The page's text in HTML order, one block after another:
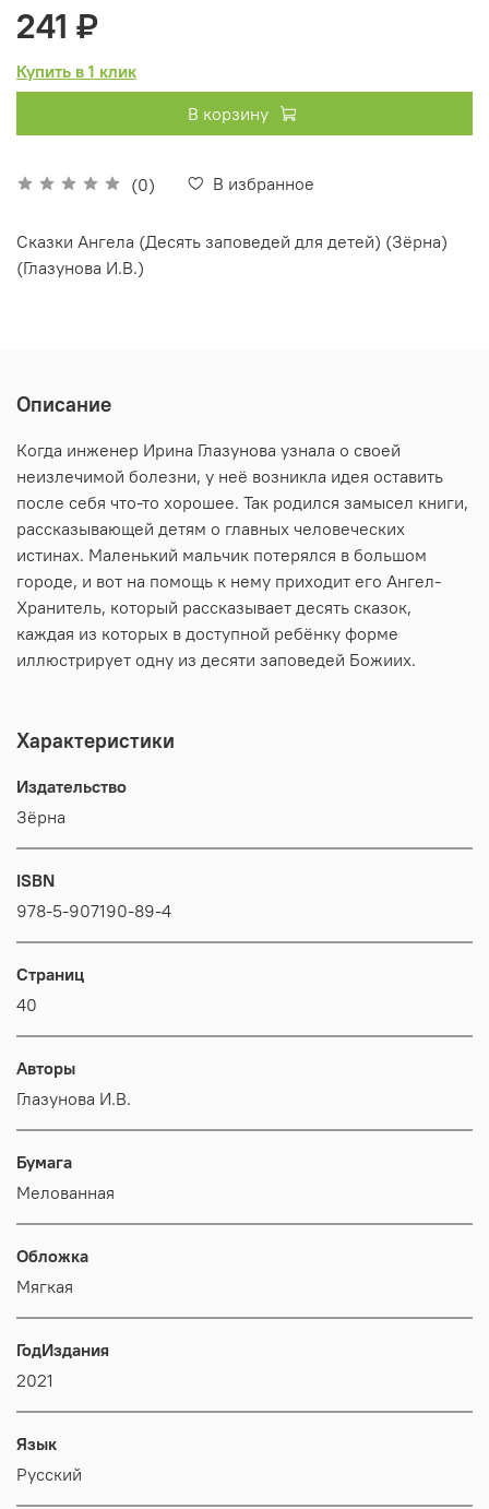
(0) В избранное
241 ₽
Купить в 1 клик
В корзину
Сказки Ангела (Десять заповедей для детей) (Зёрна)
(Глазунова И.В.)
Описание
Когда инженер Ирина Глазунова узнала о своей
неизлечимой болезни, у неё возникла идея оставить
после себя что-то хорошее. Так родился замысел книги,
рассказывающей детям о главных человеческих
истинах. Маленький мальчик потерялся в большом
городе, и вот на помощь к нему приходит его Ангел-
Хранитель, который рассказывает десять сказок,
каждая из которых в доступной ребёнку форме
иллюстрирует одну из десяти заповедей Божиих.
Характеристики
Издательство
Зёрна
ISBN
978-5-907190-89-4
Страниц
40
Авторы
Глазунова И.В.
Бумага
Мелованная
Обложка
Мягкая
ГодИздания
2021
Язык
Русский